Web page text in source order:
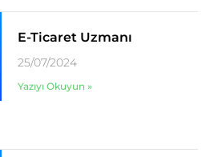
E-Ticaret Uzmanı
25/07/2024
Yazıyı Okuyun »